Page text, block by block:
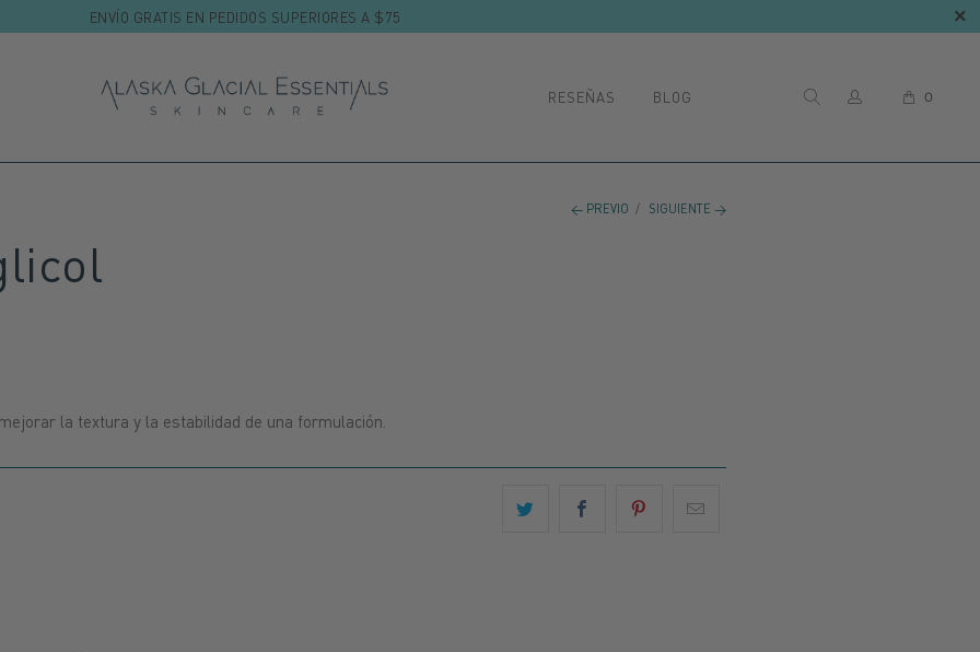
ENVÍO GRATIS EN PEDIDOS SUPERIORES A $75
RESEÑAS BLOG 0
← PREVIO / SIGUIENTE →
la textura y la estabilidad de una formulación.